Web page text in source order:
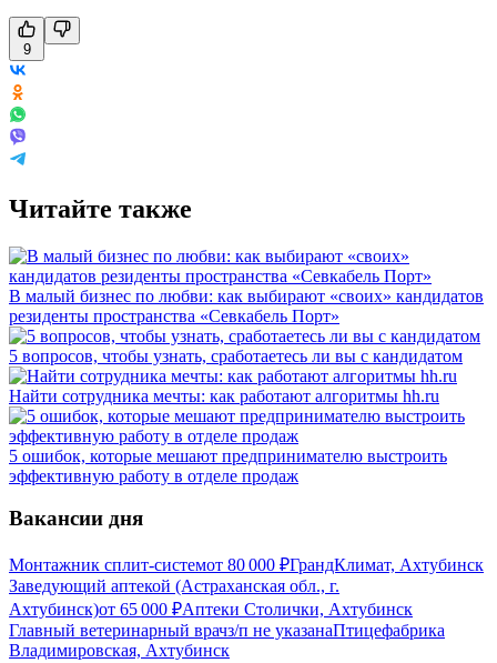
9
Читайте также
В малый бизнес по любви: как выбирают «своих» кандидатов
резиденты пространства «Севкабель Порт»
5 вопросов, чтобы узнать, сработаетесь ли вы с кандидатом
Найти сотрудника мечты: как работают алгоритмы hh.ru
5 ошибок, которые мешают предпринимателю выстроить
эффективную работу в отделе продаж
Вакансии дня
Монтажник сплит-системот 80 000 ₽ГрандКлимат, Ахтубинск
Заведующий аптекой (Астраханская обл., г.
Ахтубинск)от 65 000 ₽Аптеки Столички, Ахтубинск
Главный ветеринарный врачз/п не указанаПтицефабрика
Владимировская, Ахтубинск